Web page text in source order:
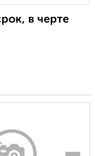
в черте